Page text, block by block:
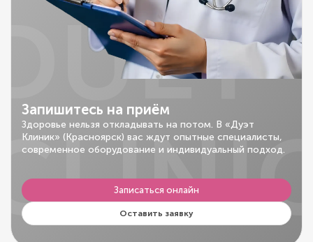
Запишитесь на приём
Здоровье нельзя откладывать на потом. В «Дуэт
Клиник» (Красноярск) вас ждут опытные специалисты,
современное оборудование и индивидуальный подход.
Записаться онлайн
Оставить заявку